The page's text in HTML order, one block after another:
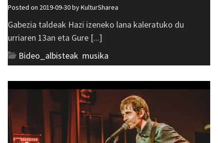
Posted on 2019-09-30 byKulturSharea
Gabezia taldeak Hazi izeneko lana kaleratuko du
urriaren 13an eta Gure [...]
Bideo_albisteak musika